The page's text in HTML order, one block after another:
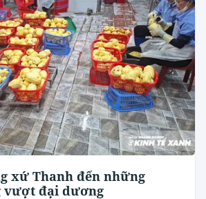
xứ Thanh đến những
vượt đại dương